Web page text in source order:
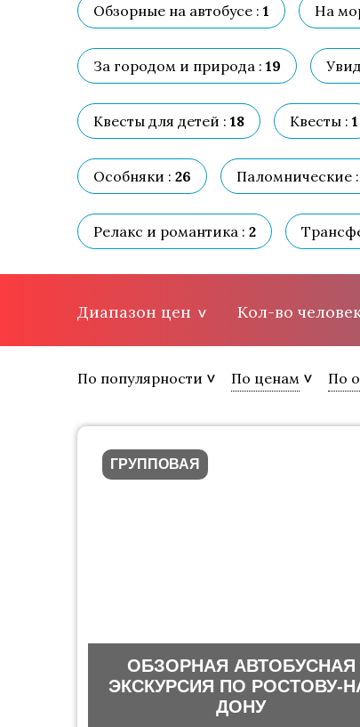
Обзорные на автобусе : 1 На
За городом и природа : 19
Квесты для детей : 18 Квесты : 1
Особняки : 26 Паломнические :
Релакс и романтика : 2
Диапазон цен Кол-во
По популярности По ценам По
ГРУППОВАЯ
ОБЗОРНАЯ АВТОБУСНАЯ
ЭКСКУРСИЯ ПО РОСТОВУ-
ДОНУ